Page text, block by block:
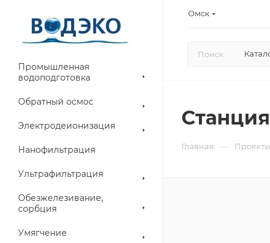
Омск
Промышленная
водоподготовка
Обратный осмос
Электродеионизация
Нанофильтрация
Ультрафильтрация
Обезжелезивание,
сорбция
Умягчение
Главная — Проекты